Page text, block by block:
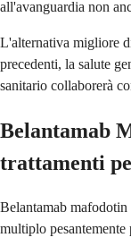
all'avanguardia non
L'alternativa migliore
precedenti, la salute
sanitario collaborerà
Belantamab
trattamenti
Belantamab
multiplo pesantemente